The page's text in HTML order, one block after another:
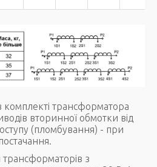
трансформатора
вторинної обмотки від
(пломбування) - при
з